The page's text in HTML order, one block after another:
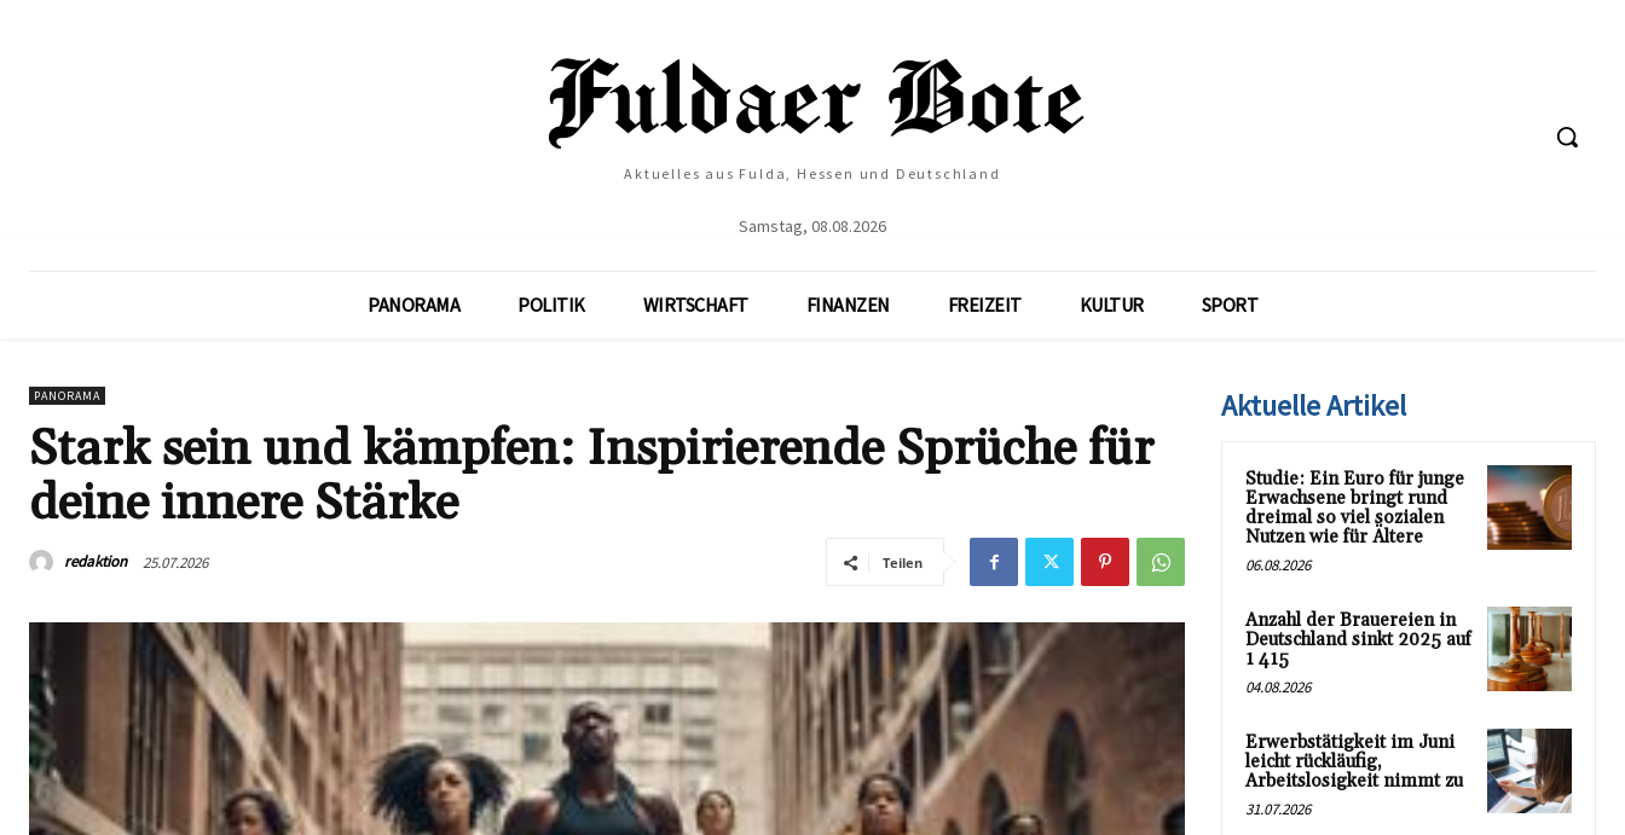
Aktuelles aus Fulda, Hessen und Deutschland
Samstag, 08.08.2026
PANORAMA POLITIK WIRTSCHAFT FINANZEN FREIZEIT KULTUR SPORT
PANORAMA
Stark sein und kämpfen: Inspirierende Sprüche für
deine innere Stärke
redaktion 25.07.2026 Teilen
Aktuelle Artikel
Studie: Ein Euro für junge
Erwachsene bringt rund
dreimal so viel sozialen
Nutzen wie für Ältere
06.08.2026
Anzahl der Brauereien in
Deutschland sinkt 2025 auf
1 415
04.08.2026
Erwerbstätigkeit im Juni
leicht rückläufig,
Arbeitslosigkeit nimmt zu
31.07.2026